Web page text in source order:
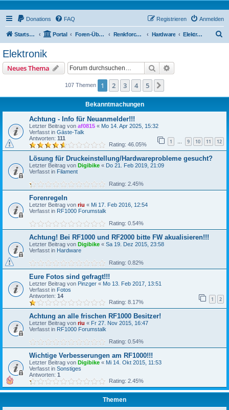
Donations FAQ Anmelden
Registrieren
Startseite Portal Foren-Übersicht Renkforce RF1000 Forum Hardware Elektronik
Elektronik
Neues Thema Suche
107 Themen 1 2 3 4 5
Bekanntmachungen
Achtung - Info für Neuanmelder!!!
Letzter Beitrag von af0815 « Mo 14. Apr 2025, 15:32
Verfasst in Gäste-Talk
Antworten: 111 1 … 9 10 11 12
Rating: 46.05%
Lösung für Druckeinstellung/Hardwareprobleme gesucht?
Letzter Beitrag von Digibike « Do 21. Feb 2019, 21:09
Verfasst in Filament
Rating: 2.45%
Forenregeln
Letzter Beitrag von riu « Mi 17. Feb 2016, 12:54
Verfasst in RF1000 Forumstalk
Rating: 0.54%
Achtung! Bei RF1000 und RF2000 bitte FW akualisieren!!!
Letzter Beitrag von Digibike « Sa 19. Dez 2015, 23:58
Verfasst in Hardware
Rating: 0.82%
Eure Fotos sind gefragt!!!
Letzter Beitrag von Pinzger « Mo 13. Feb 2017, 13:51
Verfasst in Fotos
Antworten: 14 1 2
Rating: 8.17%
Achtung an alle frischen RF1000 Besitzer!
Letzter Beitrag von riu « Fr 27. Nov 2015, 16:47
Verfasst in RF1000 Forumstalk
Rating: 0.54%
Wichtige Verbesserungen am RF1000!!!
Letzter Beitrag von Digibike « Mi 14. Okt 2015, 11:53
Verfasst in Sonstiges
Antworten: 1
Rating: 2.45%
Themen